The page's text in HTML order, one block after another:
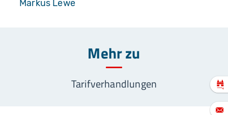
Markus Lewe
Mehr zu
Tarifverhandlungen